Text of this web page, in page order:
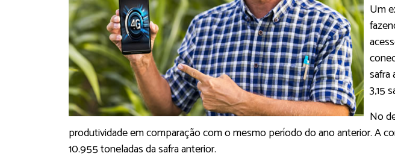
Um
safra
3,15
No
produtividade em comparação com o mesmo período do ano anterior. A
10.955 toneladas da safra anterior.